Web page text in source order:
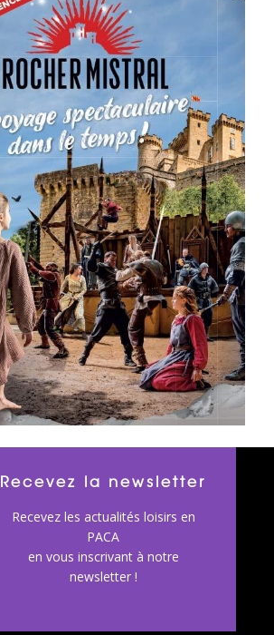
Recevez la newsletter
Recevez les actualités loisirs en
PACA
en vous inscrivant à notre
newsletter !